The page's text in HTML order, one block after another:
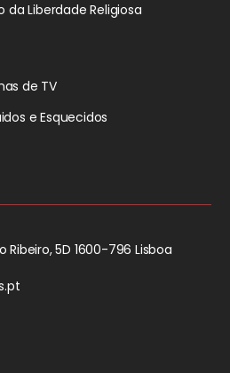
da Liberdade Religiosa
de TV
e Esquecidos
Ribeiro, 5D 1600-796 Lisboa